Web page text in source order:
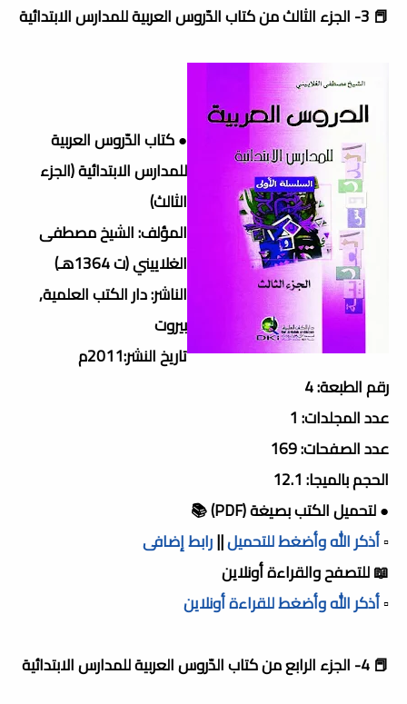
📕 3- الجزء الثالث من كتاب الدّروس العربية للمدارس الابتدائية
● كتاب الدّروس العربية
للمدارس الابتدائية (الجزء
الثالث)
المؤلف: الشيخ مصطفى
الغلاييني (ت 1364هـ)
الناشر: دار الكتب العلمية,
بيروت
تاريخ النشر:2011م
رقم الطبعة: 4
عدد المجلدات: 1
عدد الصفحات: 169
الحجم بالميجا: 12.1
● لتحميل الكتب بصيغة (PDF) 📚
▫️أذكر الله وأضغط للتحميل||رابط إضافى
📖 للتصفح والقراءة أونلاين
▫️أذكر الله وأضغط للقراءة أونلاين
📕 4- الجزء الرابع من كتاب الدّروس العربية للمدارس الابتدائية